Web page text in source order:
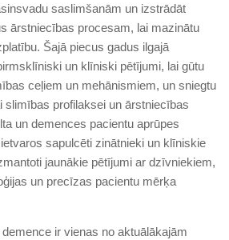
saslimšanām un izstrādāt
ārstniecības procesam, lai mazinātu
Šajā piecus gadus ilgajā
un klīniski pētījumi, lai gūtu
ceļiem un mehānismiem, un sniegtu
slimības profilaksei un ārstniecības
un demences pacientu aprūpes
sapulcēti zinātnieki un klīniskie
jaunākie pētījumi ar dzīvniekiem,
un precīzas pacientu mērķa
ir vienas no aktuālākajām